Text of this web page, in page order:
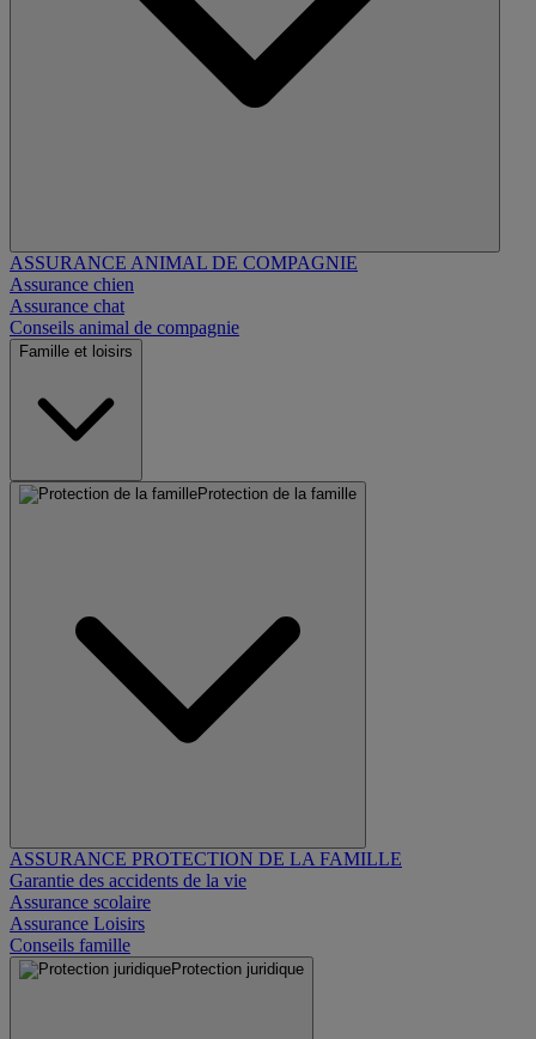
ASSURANCE ANIMAL DE COMPAGNIE
Assurance chien
Assurance chat
Conseils animal de compagnie
Famille et loisirs
Protection de la famille
ASSURANCE PROTECTION DE LA FAMILLE
Garantie des accidents de la vie
Assurance scolaire
Assurance Loisirs
Conseils famille
Protection juridique